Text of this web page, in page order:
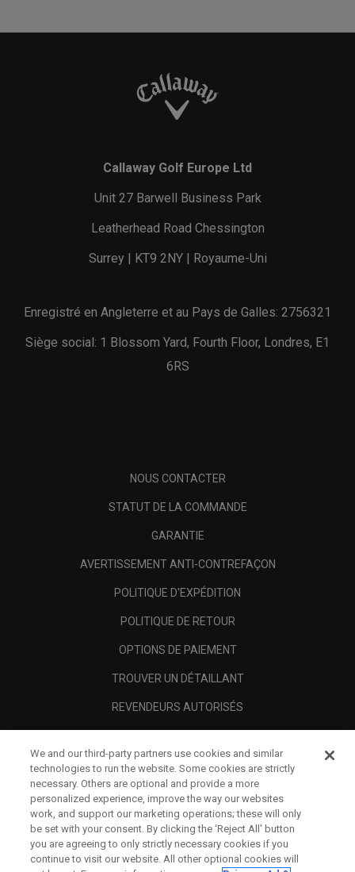
Callaway Golf Europe Ltd
Unit 27 Barwell Business Park
Leatherhead Road Chessington
Surrey | KT9 2NY | Royaume-Uni
Enregistré en Angleterre et au Pays de Galles: 2756321
Siège social: 1 Blossom Yard, Fourth Floor, Londres, E1
6RS
NOUS CONTACTER
STATUT DE LA COMMANDE
GARANTIE
AVERTISSEMENT ANTI-CONTREFAÇON
POLITIQUE D'EXPÉDITION
POLITIQUE DE RETOUR
OPTIONS DE PAIEMENT
TROUVER UN DÉTAILLANT
REVENDEURS AUTORISÉS
A PROPOS
MENTIONS LÉGALES
We and our third-party partners use cookies and similar
technologies to run the website. Some cookies are strictly
necessary. Others are optional and provide a more
personalized experience, improve the way our websites
work, and support our marketing operations; these will only
be set with your consent. By clicking the ‘Reject All' button
you are agreeing to only strictly necessary cookies if you
continue to visit our website. All other optional cookies will